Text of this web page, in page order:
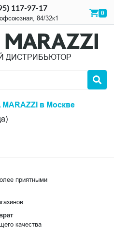
117-97-17
84/32к1
0
ДИСТРИБЬЮТОР
MARAZZI в Москве
приятными
качества